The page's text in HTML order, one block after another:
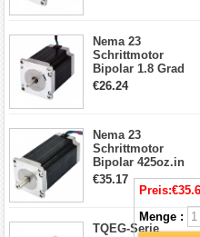
Nema 23
Schrittmotor
Bipolar 1.8 Grad
1.9Nm 3A 3.36V 4
€26.24
Nema 23
Schrittmotor
Bipolar 425oz.in
4.2A 57x57x114mm
4 Draht Hybrid
€35.17
TQEG-Serie
Preis:
Menge :